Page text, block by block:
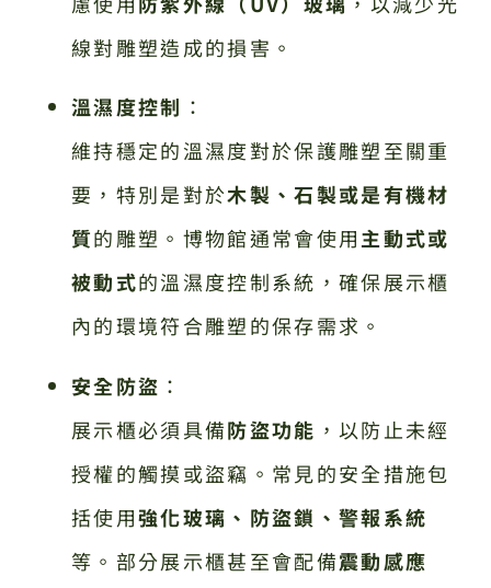
線對雕塑造成的損害。
溫濕度控制 ：
維持穩定的溫濕度對於保護雕塑至關重
要，特別是對於木製、石製或是有機材
質的雕塑。博物館通常會使用主動式或
被動式的溫濕度控制系統，確保展示櫃
內的環境符合雕塑的保存需求。
安全防盜 ：
展示櫃必須具備防盜功能 ，以防止未經
授權的觸摸或盜竊。常見的安全措施包
括使用強化玻璃、防盜鎖、警報系統
等。部分展示櫃甚至會配備震動感應